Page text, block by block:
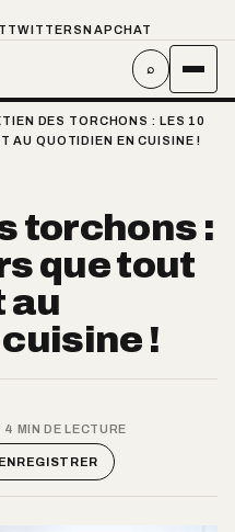
TWITTER SNAPCHAT
⌕
DES TORCHONS : LES 10
AU QUOTIDIEN EN CUISINE !
torchons :
que tout
au
!
MIN DE LECTURE
ENREGISTRER